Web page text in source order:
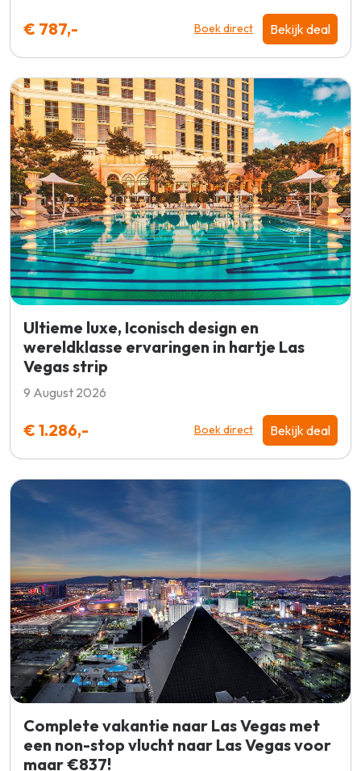
€ 787,- Boek direct Bekijk deal
Ultieme luxe, Iconisch design en
wereldklasse ervaringen in hartje Las
Vegas strip
9 August 2026
€ 1.286,- Boek direct Bekijk deal
Complete vakantie naar Las Vegas met
een non-stop vlucht naar Las Vegas voor
maar €837!